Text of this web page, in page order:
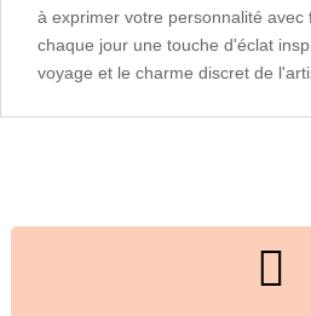
à exprimer votre personnalité avec
chaque jour une touche d'éclat
voyage et le charme discret de
